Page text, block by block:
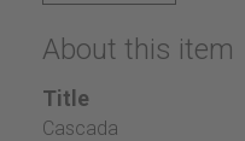
About this item
Title
Cascada